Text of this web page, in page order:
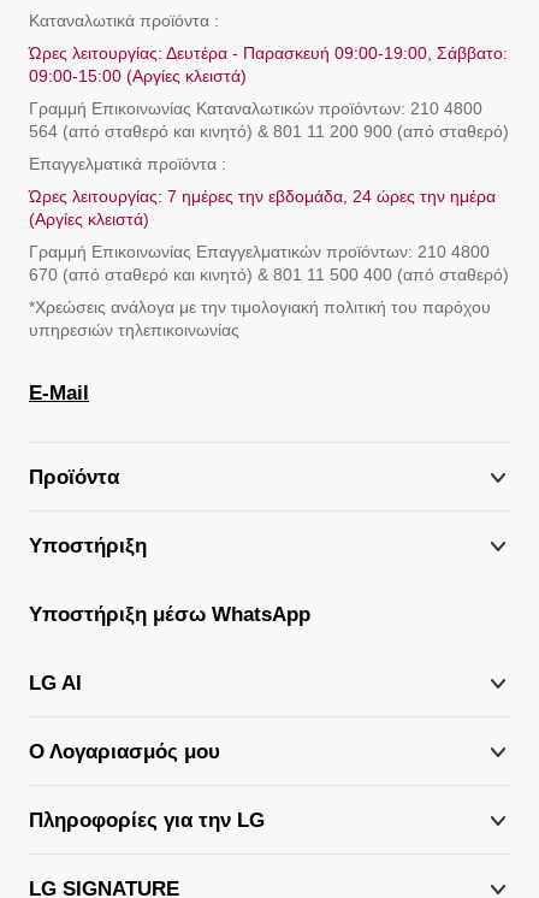
Τεχνολογία TubFresh: Σας βοηθά να διατηρείτε τη φρεσκάδα του πλυντηρίου, καθαρίζοντας τον κάδο και στεγνώνοντάς τον με την τεχνολογία TubFresh της LG.
Μοτέρ Direct Drive: Τα πλυντήρια LG διαθέτουν λιγότερα κινούμενα μέρη, παρέχοντας μεγαλύτερη διάρκεια ζωής του προϊόντος. Το μοτέρ Direct Drive συνοδεύεται από εγγύηση 10 ετών, για να είστε απόλυτα σίγουρο&
Καταναλωτικά προϊόντα :
Ώρες λειτουργίας: Δευτέρα - Παρασκευή 09:00-19:00, Σάββατο:
09:00-15:00 (Αργίες κλειστά)
Γραμμή Eπικοινωνίας Καταναλωτικών προϊόντων: 210 4800
564 (από σταθερό και κινητό) & 801 11 200 900 (από σταθερό)
Επαγγελματικά προϊόντα :
Ώρες λειτουργίας: 7 ημέρες την εβδομάδα, 24 ώρες την ημέρα
(Αργίες κλειστά)
Γραμμή Eπικοινωνίας Επαγγελματικών προϊόντων: 210 4800
670 (από σταθερό και κινητό) & 801 11 500 400 (από σταθερό)
*Χρεώσεις ανάλογα με την τιμολογιακή πολιτική του παρόχου
υπηρεσιών τηλεπικοινωνίας
E-Mail
Προϊόντα
Υποστήριξη
Υποστήριξη μέσω WhatsApp
LG AI
Ο Λογαριασμός μου
Πληροφορίες για την LG
LG SIGNATURE